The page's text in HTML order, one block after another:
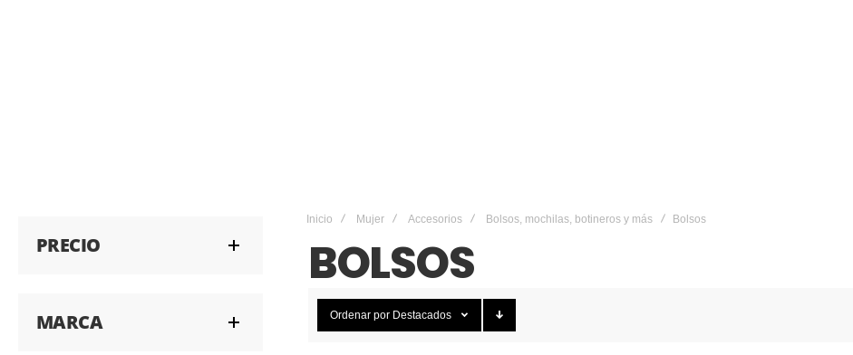
Inicio Mujer Accesorios Bolsos, mochilas, botineros y más Bolsos
BOLSOS
Ordenar por Destacados
PRECIO
MARCA